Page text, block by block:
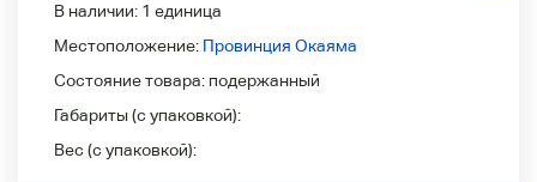
В наличии: 1 единица
Местоположение: Провинция Окаяма
Состояние товара: подержанный
Габариты (с упаковкой):
Вес (с упаковкой):